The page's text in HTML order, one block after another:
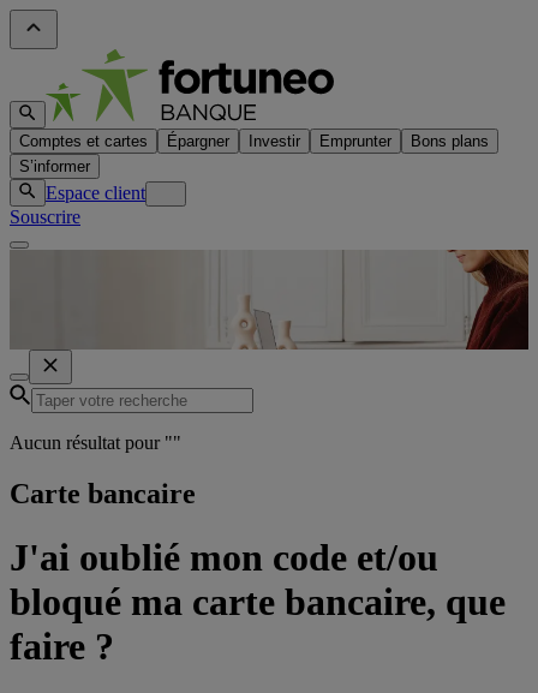
Comptes et cartes Épargner Investir Emprunter
Bons plans
S’informer
Espace client
Souscrire
Aucun résultat pour ""
Carte bancaire
J'ai oublié mon code et/ou
bloqué ma carte bancaire, que
faire ?